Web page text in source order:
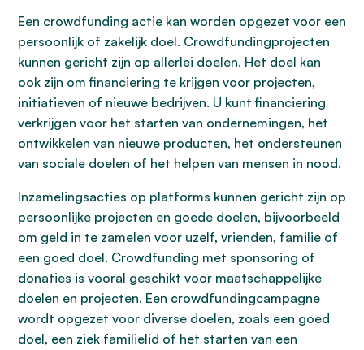
Een crowdfunding actie kan worden opgezet voor een
persoonlijk of zakelijk doel. Crowdfundingprojecten
kunnen gericht zijn op allerlei doelen. Het doel kan
ook zijn om financiering te krijgen voor projecten,
initiatieven of nieuwe bedrijven. U kunt financiering
verkrijgen voor het starten van ondernemingen, het
ontwikkelen van nieuwe producten, het ondersteunen
van sociale doelen of het helpen van mensen in nood.
Inzamelingsacties op platforms kunnen gericht zijn op
persoonlijke projecten en goede doelen, bijvoorbeeld
om geld in te zamelen voor uzelf, vrienden, familie of
een goed doel. Crowdfunding met sponsoring of
donaties is vooral geschikt voor maatschappelijke
doelen en projecten. Een crowdfundingcampagne
wordt opgezet voor diverse doelen, zoals een goed
doel, een ziek familielid of het starten van een